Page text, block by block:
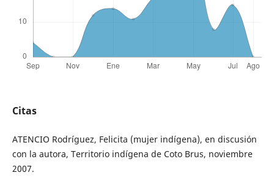
Citas
ATENCIO Rodríguez, Felicita (mujer indígena), en discusión
con la autora, Territorio indígena de Coto Brus, noviembre
2007.